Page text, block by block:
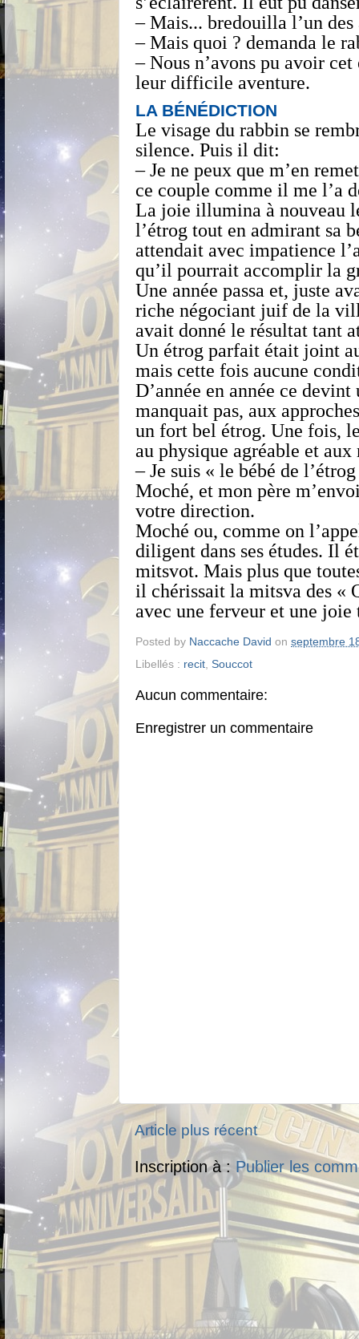
– Mais... bredouilla l’un des
– Mais quoi ? demanda le
– Nous n’avons pu avoir
leur difficile aventure.
LA BÉNÉDICTION
Le visage du rabbin se
silence. Puis il dit:
– Je ne peux que m’en
ce couple comme il me l’a
La joie illumina à nouveau
l’étrog tout en admirant sa
attendait avec impatience
qu’il pourrait accomplir la
Une année passa et, juste
riche négociant juif de la
avait donné le résultat tant
Un étrog parfait était joint
mais cette fois aucune
D’année en année ce
manquait pas, aux
un fort bel étrog. Une fois,
au physique agréable et aux
– Je suis « le bébé de
Moché, et mon père
votre direction.
Moché ou, comme on
diligent dans ses études. Il
mitsvot. Mais plus que
il chérissait la mitsva des «
avec une ferveur et une joie
Posted by Naccache David on septembre
Libellés : recit Souccot
Aucun commentaire:
Enregistrer un commentaire
Article plus récent
Inscription à : Publier les